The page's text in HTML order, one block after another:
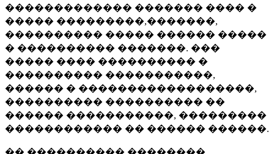
������������� ������� ���� �
����� ���������,�������,
���������� ����� ������ �����
� ���������� �������. ���
����� ���� ���������� �
���������� �����������,
������ � ������������������,
���������� ���������� ��
������ �����������, ���������
������������ �� ������ ������.
�� ���������� ��������